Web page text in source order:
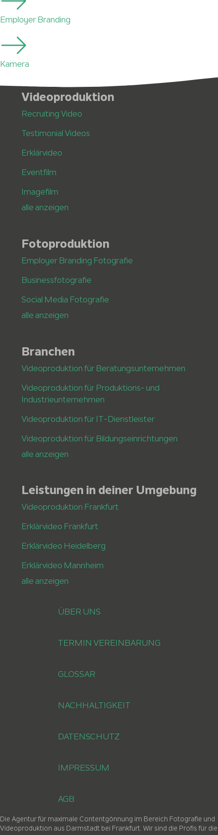
Employer Branding
Kamera
Videoproduktion
Recruiting Video
Testimonial Videos
Erklärvideo
Eventfilm
Imagefilm
alle anzeigen
Fotoproduktion
Employer Branding Fotografie
Businessfotografie
Social Media Fotografie
alle anzeigen
Branchen
Videoproduktion für Beratungsunternehmen
Videoproduktion für Produktions- und
Industrieunternehmen
Videoproduktion für IT-Dienstleister
Videoproduktion für Bildungseinrichtungen
alle anzeigen
Leistungen in deiner Umgebung
Videoproduktion Frankfurt
Erklärvideo Frankfurt
Erklärvideo Heidelberg
Erklärvideo Mannheim
alle anzeigen
ÜBER UNS
TERMIN VEREINBARUNG
GLOSSAR
NACHHALTIGKEIT
DATENSCHUTZ
IMPRESSUM
AGB
Die Agentur für maximale Contentgönnung im Bereich Fotografie und
Videoproduktion aus Darmstadt bei Frankfurt. Wir sind die Profis für die